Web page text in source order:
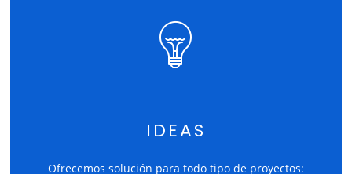
IDEAS
Ofrecemos solución para todo tipo de proyectos: